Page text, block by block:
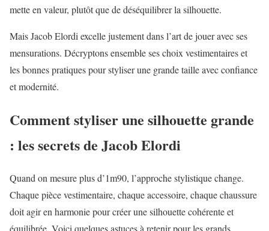
mette en valeur, plutôt que de déséquilibrer la silhouette.
Mais Jacob Elordi excelle justement dans l’art de jouer avec ses
mensurations. Décryptons ensemble ses choix vestimentaires et
les bonnes pratiques pour styliser une grande taille avec confiance
et modernité.
Comment styliser une silhouette grande
: les secrets de Jacob Elordi
Quand on mesure plus d’1m90, l’approche stylistique change.
Chaque pièce vestimentaire, chaque accessoire, chaque chaussure
doit agir en harmonie pour créer une silhouette cohérente et
équilibrée. Voici quelques astuces à retenir pour les grands